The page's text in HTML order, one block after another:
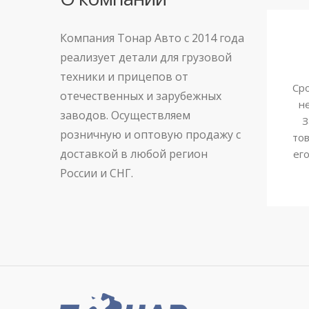
Компания Тонар Авто с 2014 года
реализует детали для грузовой
техники и прицепов от
отечественных и зарубежных
заводов. Осуществляем
розничную и оптовую продажу с
доставкой в любой регион
России и СНГ.